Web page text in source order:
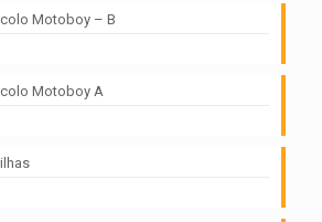
Motoboy – B
Motoboy A